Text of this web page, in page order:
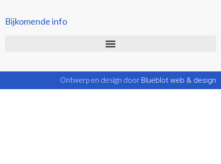
Bijkomende info
Ontwerp en design door Blueblot web & design